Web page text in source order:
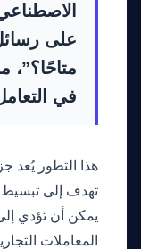
على
متاحًا؟”،
في
هذا التطور يُعد
تهدف إلى تبسيط
يمكن أن تؤدي
المعاملات